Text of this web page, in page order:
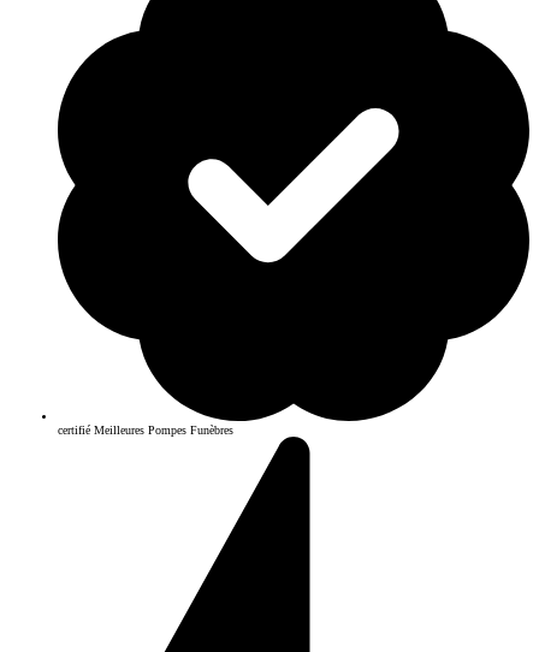
certifié Meilleures Pompes Funèbres